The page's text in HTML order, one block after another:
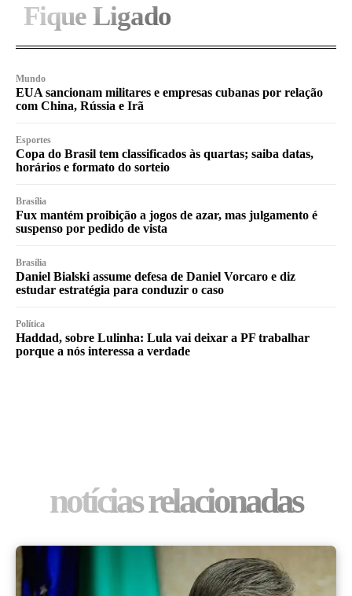
Fique Ligado
Mundo
EUA sancionam militares e empresas cubanas por relação
com China, Rússia e Irã
Esportes
Copa do Brasil tem classificados às quartas; saiba datas,
horários e formato do sorteio
Brasília
Fux mantém proibição a jogos de azar, mas julgamento é
suspenso por pedido de vista
Brasília
Daniel Bialski assume defesa de Daniel Vorcaro e diz
estudar estratégia para conduzir o caso
Política
Haddad, sobre Lulinha: Lula vai deixar a PF trabalhar
porque a nós interessa a verdade
notícias relacionadas